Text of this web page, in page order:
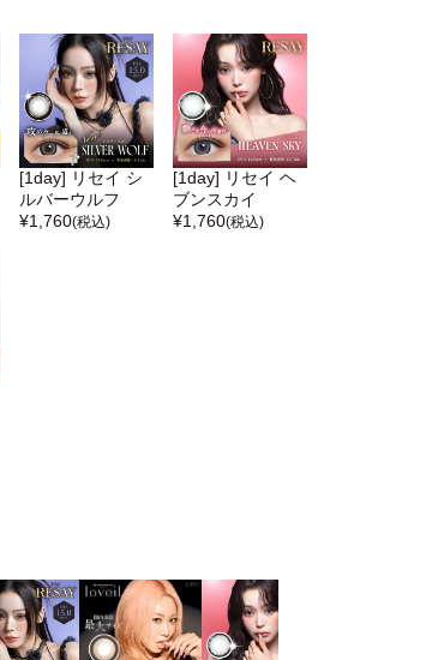
[1day] リセイ シ
ルバーウルフ
¥1,760(税込)
[1day] リセイ ヘ
ブンスカイ
¥1,760(税込)